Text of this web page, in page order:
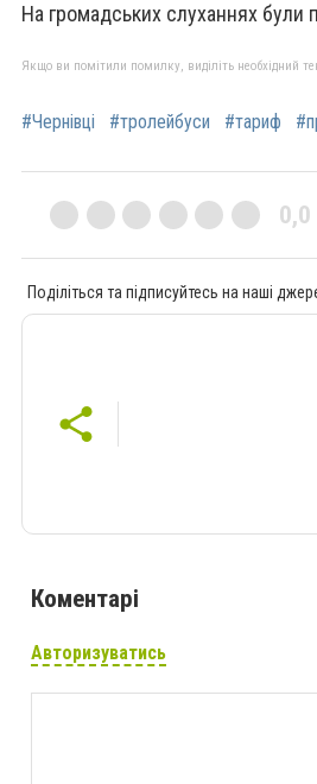
На громадських слуханнях
Якщо ви помітили помилку, виділіть необхідний
#Чернівці #тролейбуси #тариф
0,0
Поділіться та підписуйтесь на наші
Коментарі
Авторизуватись